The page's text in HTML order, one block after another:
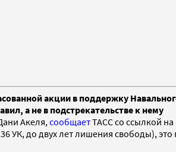
акции в поддержку
а не в подстрекательстве к нему
Акеля, сообщаетТАСС со ссылкой на
УК, до двух лет лишения свободы),